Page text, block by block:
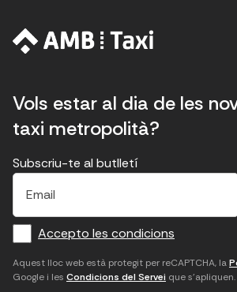
Vols estar al dia de les
taxi metropolità?
E
f
o
r
m
E
c
a
m
p
H
u
d
'
a
×
Subscriu-te al butlletí
E
a
i
Accepto les condicions
Aquest lloc web està protegit per reCAPTCHA, la
Google i les Condicions del Servei que s'apliquen.